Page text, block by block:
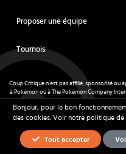
Proposer une équipe
Tournois
Coup Critique n'est pas affilié, sponsorisé ou
à Pokémon ou à The Pokémon Company
des marques déposées et des
Mentions légales - CGU-
Bonjour, pour le bon
des cookies. Voir notre politique de
Tout accepter